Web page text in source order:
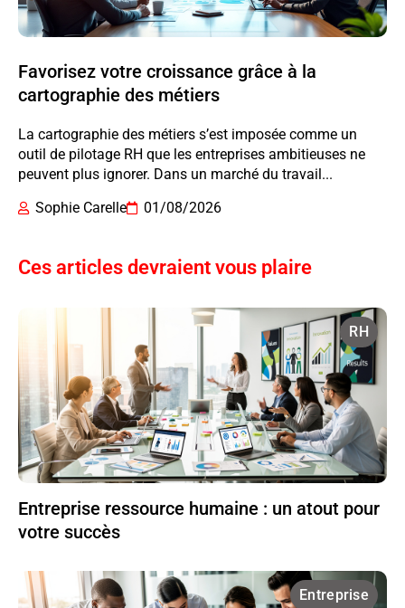
Favorisez votre croissance grâce à la
cartographie des métiers
La cartographie des métiers s’est imposée comme un
outil de pilotage RH que les entreprises ambitieuses ne
peuvent plus ignorer. Dans un marché du travail...
Sophie Carelle
01/08/2026
Ces articles devraient vous plaire
RH
Entreprise ressource humaine : un atout pour
votre succès
Entreprise